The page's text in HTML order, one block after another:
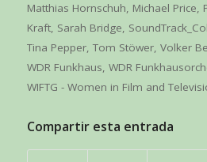
Matthias Hornschuh, Michael Price,
Kraft, Sarah Bridge,
Tina Pepper, Tom Stöwer, Volker
WDR Funkhaus, WDR
WIFTG - Women in Film and
Compartir esta entrada